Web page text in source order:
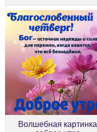
Волшебная картинка